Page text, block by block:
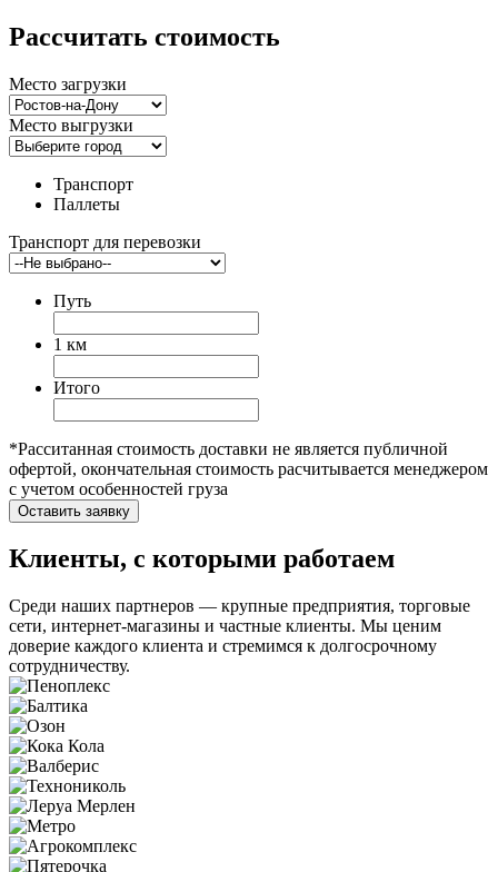
Рассчитать стоимость
Место загрузки
Место выгрузки
Транспорт
Паллеты
Транспорт для перевозки
Путь
1 км
Итого
*Расситанная стоимость доставки не является публичной
офертой, окончательная стоимость расчитывается менеджером
с учетом особенностей груза
Оставить заявку
Клиенты, с которыми работаем
Среди наших партнеров — крупные предприятия, торговые
сети, интернет-магазины и частные клиенты. Мы ценим
доверие каждого клиента и стремимся к долгосрочному
сотрудничеству.